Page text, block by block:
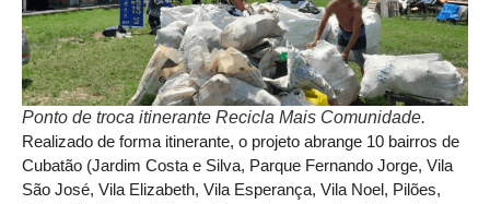
Ponto de troca itinerante Recicla Mais Comunidade.
Realizado de forma itinerante, o projeto abrange 10 bairros de
Cubatão (Jardim Costa e Silva, Parque Fernando Jorge, Vila
São José, Vila Elizabeth, Vila Esperança, Vila Noel, Pilões,